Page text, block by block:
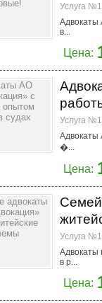
Услуга
Адвокаты
в...
Цена:
Услуга
Адвокаты
�...
Цена:
Услуга
Адвокаты
в р...
Цена: